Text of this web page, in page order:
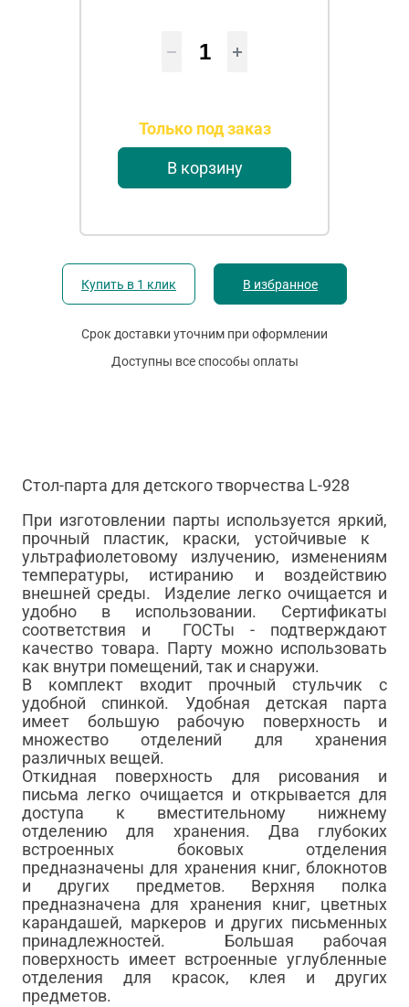
Только под заказ
В корзину
Купить в 1 клик В избранное
Срок доставки уточним при оформлении
Доступны все способы оплаты
Стол-парта для детского творчества L-928
При изготовлении парты используется яркий,
прочный пластик, краски, устойчивые к
ультрафиолетовому излучению, изменениям
температуры, истиранию и воздействию
внешней среды. Изделие легко очищается и
удобно в использовании. Сертификаты
соответствия и ГОСТы - подтверждают
качество товара. Парту можно использовать
как внутри помещений, так и снаружи.
В комплект входит прочный стульчик с
удобной спинкой. Удобная детская парта
имеет большую рабочую поверхность и
множество отделений для хранения
различных вещей.
Откидная поверхность для рисования и
письма легко очищается и открывается для
доступа к вместительному нижнему
отделению для хранения. Два глубоких
встроенных боковых отделения
предназначены для хранения книг, блокнотов
и других предметов. Верхняя полка
предназначена для хранения книг, цветных
карандашей, маркеров и других письменных
принадлежностей. Большая рабочая
поверхность имеет встроенные углубленные
отделения для красок, клея и других
предметов.